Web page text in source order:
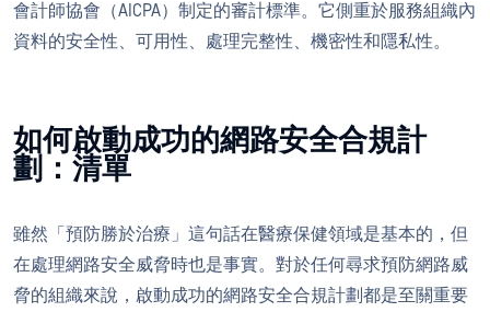
會計師協會（AICPA）制定的審計標準。它側重於服務組織內
資料的安全性、可用性、處理完整性、機密性和隱私性。
如何啟動成功的網路安全合規計
劃：清單
雖然「預防勝於治療」這句話在醫療保健領域是基本的，但
在處理網路安全威脅時也是事實。對於任何尋求預防網路威
脅的組織來說，啟動成功的網路安全合規計劃都是至關重要